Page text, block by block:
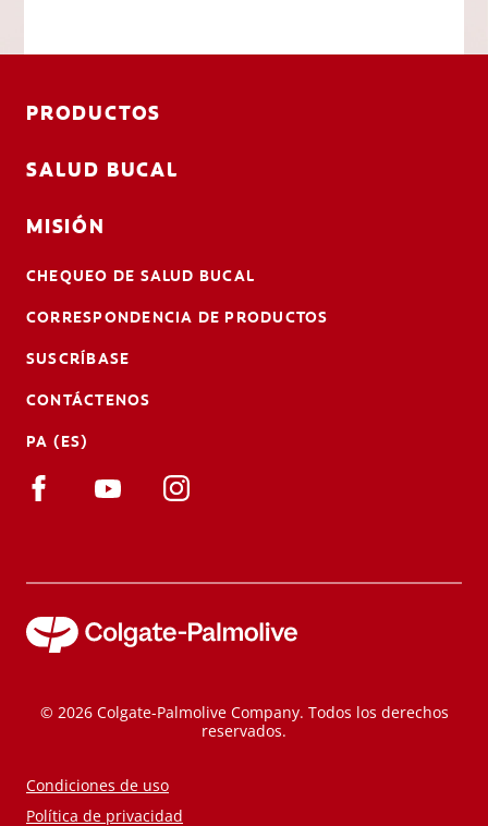
PRODUCTOS
SALUD BUCAL
MISIÓN
CHEQUEO DE SALUD BUCAL
CORRESPONDENCIA DE PRODUCTOS
SUSCRÍBASE
CONTÁCTENOS
PA (ES)
© 2026 Colgate-Palmolive Company. Todos los derechos
reservados.
Condiciones de uso
Política de privacidad